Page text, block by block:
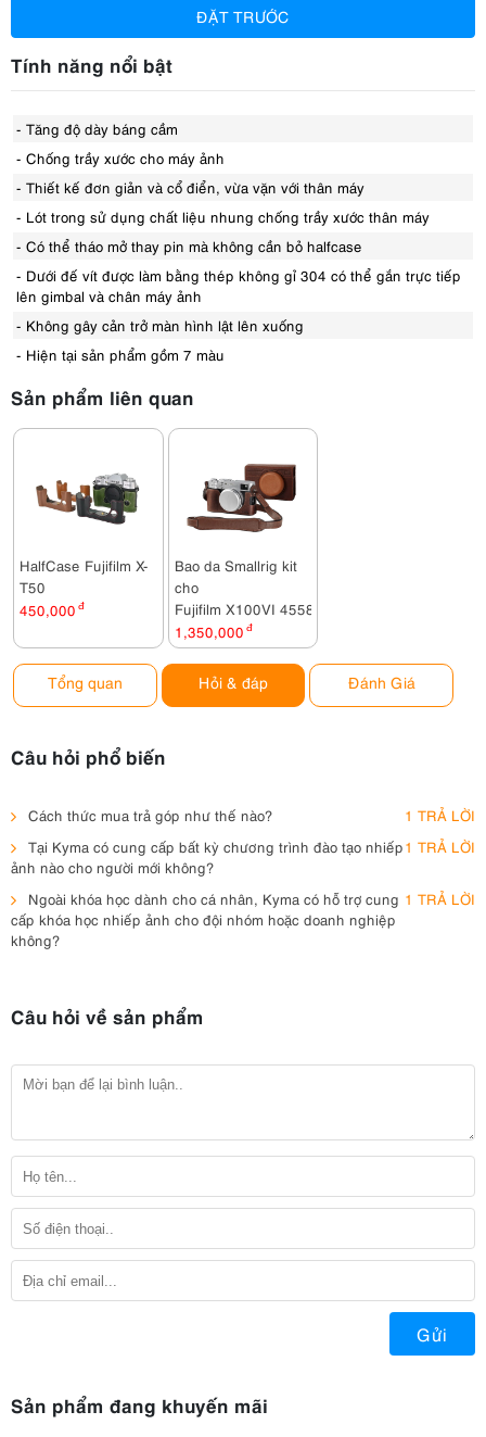
ĐẶT TRƯỚC
Tính năng nổi bật
- Tăng độ dày báng cầm
- Chống trầy xước cho máy ảnh
- Thiết kế đơn giản và cổ điển, vừa vặn với thân máy
- Lót trong sử dụng chất liệu nhung chống trầy xước thân máy
- Có thể tháo mở thay pin mà không cần bỏ halfcase
- Dưới đế vít được làm bằng thép không gỉ 304 có thể gắn trực tiếp
lên gimbal và chân máy ảnh
- Không gây cản trở màn hình lật lên xuống
- Hiện tại sản phẩm gồm 7 màu
Sản phẩm liên quan
HalfCase Fujifilm X-
T50
450,000 đ
Bao da Smallrig kit
cho
Fujifilm X100VI 4558
1,350,000 đ
Tổng quan Hỏi & đáp Đánh Giá
Câu hỏi phổ biến
Cách thức mua trả góp như thế nào?
1 TRẢ LỜI
Tại Kyma có cung cấp bất kỳ chương trình đào tạo nhiếp
ảnh nào cho người mới không?
1 TRẢ LỜI
Ngoài khóa học dành cho cá nhân, Kyma có hỗ trợ cung
cấp khóa học nhiếp ảnh cho đội nhóm hoặc doanh nghiệp
không?
1 TRẢ LỜI
Câu hỏi về sản phẩm
Gửi
Sản phẩm đang khuyến mãi